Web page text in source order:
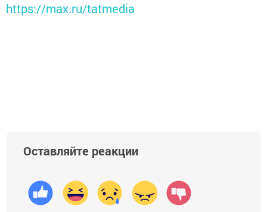
https://max.ru/tatmedia
Оставляйте реакции